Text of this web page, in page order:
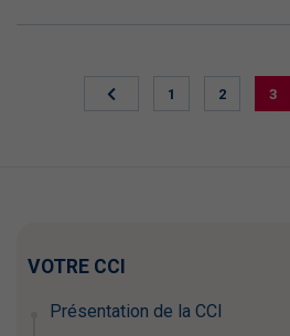
1 2 3
VOTRE CCI
Présentation de la CCI